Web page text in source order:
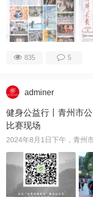
835 5
adminer
健身公益行丨青州市
比赛现场